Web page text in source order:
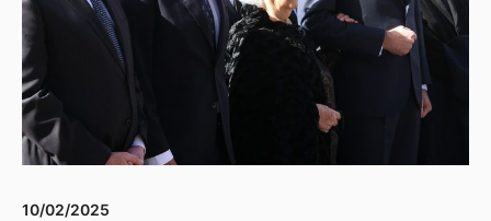
10/02/2025